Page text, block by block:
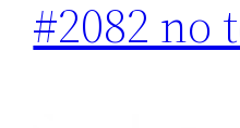
#2082 no